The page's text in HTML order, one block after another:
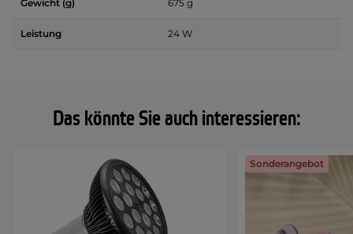
Das könnte Sie auch interessieren:
Sonderangebot
Gewicht (g) 675 g
Leistung 24 W